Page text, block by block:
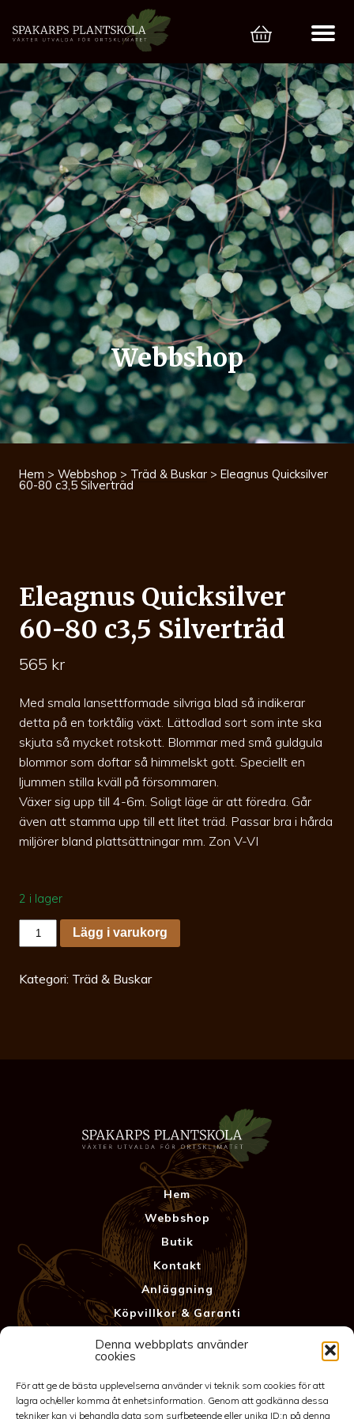
Denna webbplats använder
cookies
För att ge de bästa upplevelserna använder vi teknik som cookies för att
lagra och/eller komma åt enhetsinformation. Genom att godkänna dessa
tekniker kan vi behandla data som surfbeteende eller unika ID:n på denna
Webbshop
Hem > Webbshop > Träd & Buskar > Eleagnus Quicksilver
60-80 c3,5 Silverträd
Eleagnus Quicksilver
60-80 c3,5 Silverträd
565 kr
Med smala lansettformade silvriga blad så indikerar
detta på en torktålig växt. Lättodlad sort som inte ska
skjuta så mycket rotskott. Blommar med små guldgula
blommor som doftar så himmelskt gott. Speciellt en
ljummen stilla kväll på försommaren.
Växer sig upp till 4-6m. Soligt läge är att föredra. Går
även att stamma upp till ett litet träd. Passar bra i hårda
miljörer bland plattsättningar mm. Zon V-VI
2 i lager
Eleagnus
Quicksilver
60-
c3,5
Silverträd
Lägg i varukorg
Kategori: Träd & Buskar
Hem
Webbshop
Butik
Kontakt
Anläggning
Köpvillkor & Garanti
Integritetspolicy